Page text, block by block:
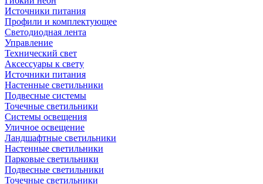
Источники питания
Профили и комплектующее
Светодиодная лента
Управление
Технический свет
Аксессуары к свету
Источники питания
Настенные светильники
Подвесные системы
Точечные светильники
Системы освещения
Уличное освещение
Ландшафтные светильники
Настенные светильники
Парковые светильники
Подвесные светильники
Точечные светильники